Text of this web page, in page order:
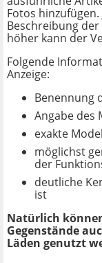
Fotos
Beschreibung
höher kann der
Folgende
Anzeige:
Benennung
Angabe des
exakte
möglichst
der
deutliche
ist
Natürlich
Gegenstände
Läden genutzt